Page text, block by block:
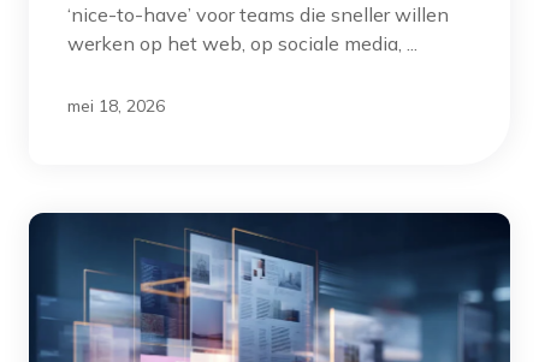
‘nice-to-have’ voor teams die sneller willen
werken op het web, op sociale media, ...
mei 18, 2026